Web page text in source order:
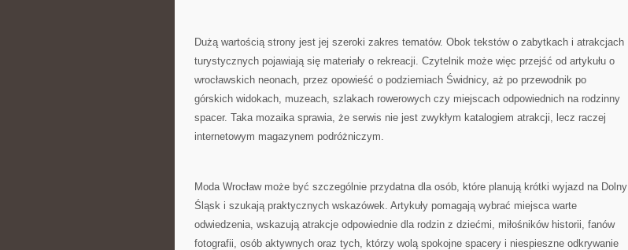
Dużą wartością strony jest jej szeroki zakres tematów. Obok tekstów o zabytkach i atrakcjach
turystycznych pojawiają się materiały o rekreacji. Czytelnik może więc przejść od artykułu o
wrocławskich neonach, przez opowieść o podziemiach Świdnicy, aż po przewodnik po
górskich widokach, muzeach, szlakach rowerowych czy miejscach odpowiednich na rodzinny
spacer. Taka mozaika sprawia, że serwis nie jest zwykłym katalogiem atrakcji, lecz raczej
internetowym magazynem podróżniczym.
Moda Wrocław może być szczególnie przydatna dla osób, które planują krótki wyjazd na Dolny
Śląsk i szukają praktycznych wskazówek. Artykuły pomagają wybrać miejsca warte
odwiedzenia, wskazują atrakcje odpowiednie dla rodzin z dziećmi, miłośników historii, fanów
fotografii, osób aktywnych oraz tych, którzy wolą spokojne spacery i niespieszne odkrywanie